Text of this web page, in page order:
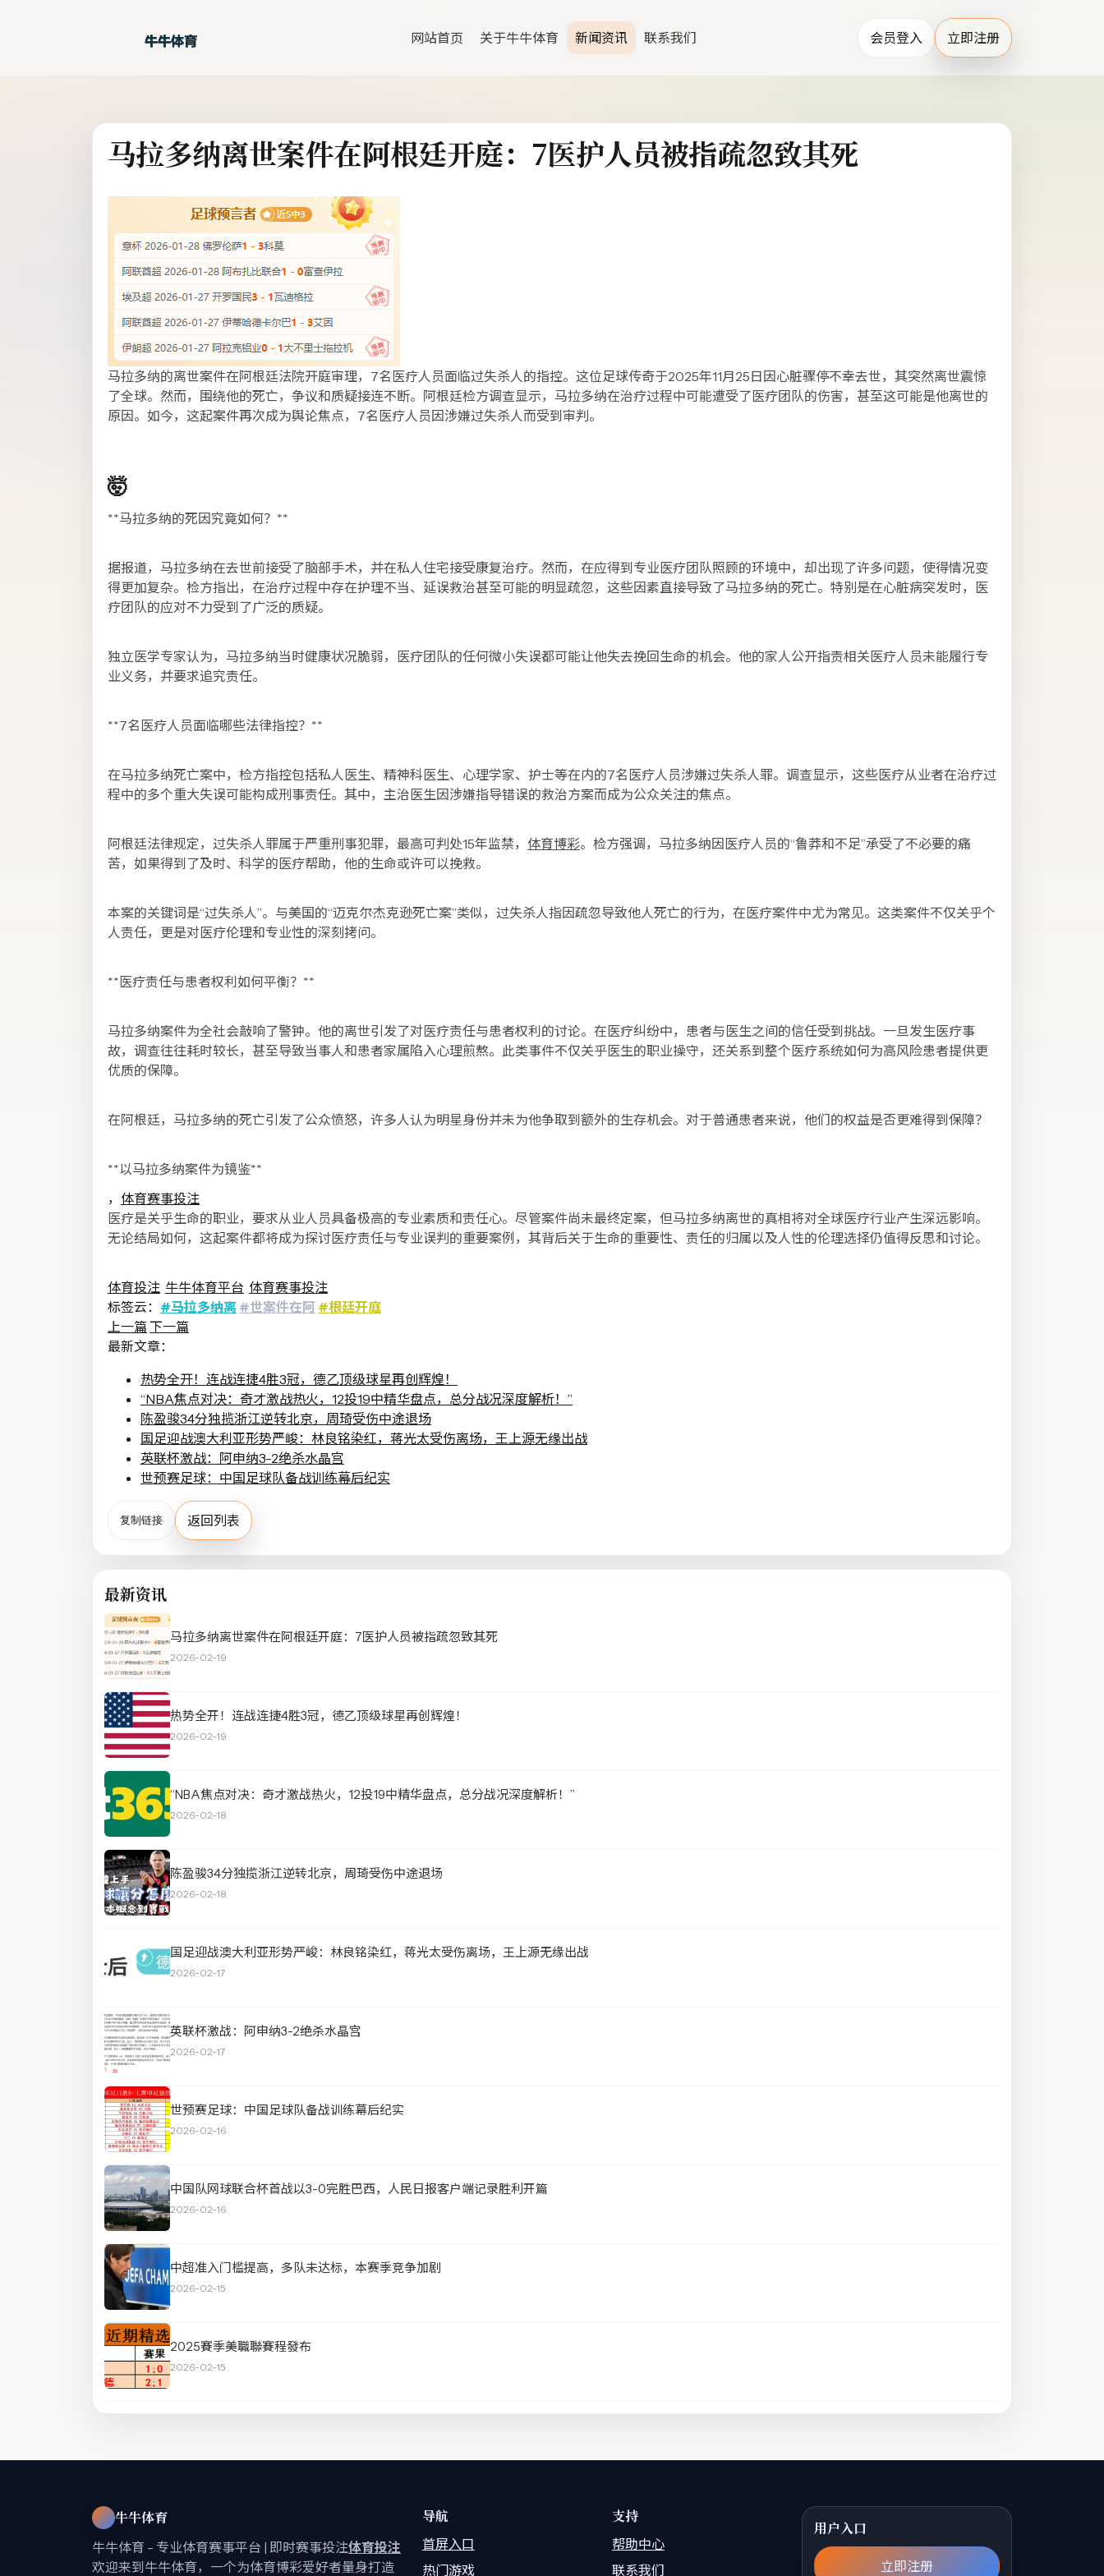
网站首页 关于牛牛体育 新闻资讯 联系我们 会员登入 立即注册
马拉多纳离世案件在阿根廷开庭：7医护人员被指疏忽致其死
马拉多纳的离世案件在阿根廷法院开庭审理，7名医疗人员面临过失杀人的指控。这位足球传奇于2025年11月25日因心脏骤停不幸去世，其突然离世震惊
了全球。然而，围绕他的死亡，争议和质疑接连不断。阿根廷检方调查显示，马拉多纳在治疗过程中可能遭受了医疗团队的伤害，甚至这可能是他离世的
原因。如今，这起案件再次成为舆论焦点，7名医疗人员因涉嫌过失杀人而受到审判。
🤯
**马拉多纳的死因究竟如何？**
据报道，马拉多纳在去世前接受了脑部手术，并在私人住宅接受康复治疗。然而，在应得到专业医疗团队照顾的环境中，却出现了许多问题，使得情况变
得更加复杂。检方指出，在治疗过程中存在护理不当、延误救治甚至可能的明显疏忽，这些因素直接导致了马拉多纳的死亡。特别是在心脏病突发时，医
疗团队的应对不力受到了广泛的质疑。
独立医学专家认为，马拉多纳当时健康状况脆弱，医疗团队的任何微小失误都可能让他失去挽回生命的机会。他的家人公开指责相关医疗人员未能履行专
业义务，并要求追究责任。
**7名医疗人员面临哪些法律指控？**
在马拉多纳死亡案中，检方指控包括私人医生、精神科医生、心理学家、护士等在内的7名医疗人员涉嫌过失杀人罪。调查显示，这些医疗从业者在治疗过
程中的多个重大失误可能构成刑事责任。其中，主治医生因涉嫌指导错误的救治方案而成为公众关注的焦点。
阿根廷法律规定，过失杀人罪属于严重刑事犯罪，最高可判处15年监禁， 体育博彩。检方强调，马拉多纳因医疗人员的“鲁莽和不足”承受了不必要的痛
苦，如果得到了及时、科学的医疗帮助，他的生命或许可以挽救。
本案的关键词是“过失杀人”。与美国的“迈克尔·杰克逊死亡案”类似，过失杀人指因疏忽导致他人死亡的行为，在医疗案件中尤为常见。这类案件不仅关乎个
人责任，更是对医疗伦理和专业性的深刻拷问。
**医疗责任与患者权利如何平衡？**
马拉多纳案件为全社会敲响了警钟。他的离世引发了对医疗责任与患者权利的讨论。在医疗纠纷中，患者与医生之间的信任受到挑战。一旦发生医疗事
故，调查往往耗时较长，甚至导致当事人和患者家属陷入心理煎熬。此类事件不仅关乎医生的职业操守，还关系到整个医疗系统如何为高风险患者提供更
优质的保障。
在阿根廷，马拉多纳的死亡引发了公众愤怒，许多人认为明星身份并未为他争取到额外的生存机会。对于普通患者来说，他们的权益是否更难得到保障？
**以马拉多纳案件为镜鉴**
， 体育赛事投注
医疗是关乎生命的职业，要求从业人员具备极高的专业素质和责任心。尽管案件尚未最终定案，但马拉多纳离世的真相将对全球医疗行业产生深远影响。
无论结局如何，这起案件都将成为探讨医疗责任与专业误判的重要案例，其背后关于生命的重要性、责任的归属以及人性的伦理选择仍值得反思和讨论。
体育投注 牛牛体育平台 体育赛事投注
标签云： #马拉多纳离 #世案件在阿 #根廷开庭
上一篇下一篇
最新文章：
热势全开！连战连捷4胜3冠，德乙顶级球星再创辉煌！
“NBA焦点对决：奇才激战热火，12投19中精华盘点，总分战况深度解析！”
陈盈骏34分独揽浙江逆转北京，周琦受伤中途退场
国足迎战澳大利亚形势严峻：林良铭染红，蒋光太受伤离场，王上源无缘出战
英联杯激战：阿申纳3-2绝杀水晶宫
世预赛足球：中国足球队备战训练幕后纪实
复制链接 返回列表
最新资讯
马拉多纳离世案件在阿根廷开庭：7医护人员被指疏忽致其死
2026-02-19
热势全开！连战连捷4胜3冠，德乙顶级球星再创辉煌！
2026-02-19
“NBA焦点对决：奇才激战热火，12投19中精华盘点，总分战况深度解析！”
2026-02-18
陈盈骏34分独揽浙江逆转北京，周琦受伤中途退场
2026-02-18
国足迎战澳大利亚形势严峻：林良铭染红，蒋光太受伤离场，王上源无缘出战
2026-02-17
英联杯激战：阿申纳3-2绝杀水晶宫
2026-02-17
世预赛足球：中国足球队备战训练幕后纪实
2026-02-16
中国队网球联合杯首战以3-0完胜巴西，人民日报客户端记录胜利开篇
2026-02-16
中超准入门槛提高，多队未达标，本赛季竞争加剧
2026-02-15
2025賽季美職聯賽程發布
2026-02-15
牛牛体育
牛牛体育 - 专业体育赛事平台 | 即时赛事投注体育投注
欢迎来到牛牛体育，一个为体育博彩爱好者量身打造
导航
首屏入口
热门游戏
支持
帮助中心
联系我们
用户入口
立即注册